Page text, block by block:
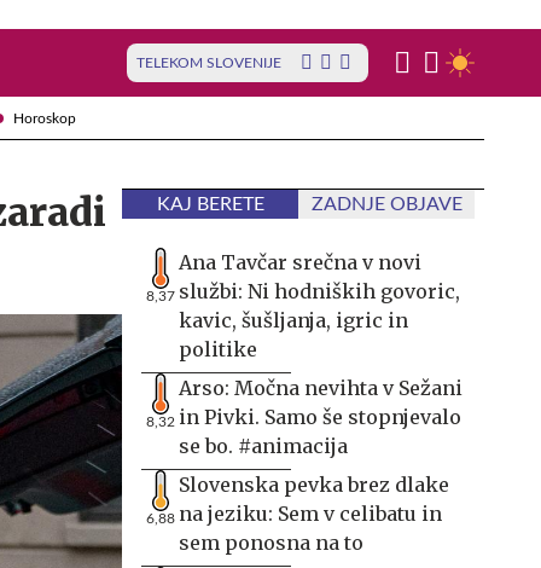
Horoskop
TELEKOM SLOVENIJE
KAJ BERETE ZADNJE OBJAVE
8,37
Ana Tavčar srečna v novi
službi: Ni hodniških govoric,
kavic, šušljanja, igric in
politike
8,32
Arso: Močna nevihta v Sežani
in Pivki. Samo še stopnjevalo
se bo. #animacija
6,88
Slovenska pevka brez dlake
na jeziku: Sem v celibatu in
sem ponosna na to